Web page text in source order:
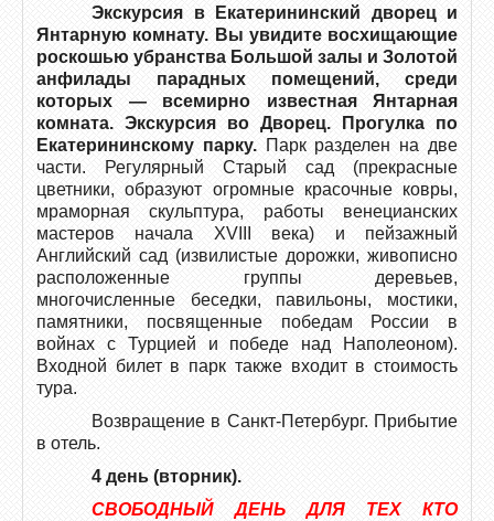
Экскурсия в Екатерининский дворец и
Янтарную комнату. Вы увидите восхищающие
роскошью убранства Большой залы и Золотой
анфилады парадных помещений, среди
которых — всемирно известная Янтарная
комната. Экскурсия во Дворец.
Прогулка по
Екатерининскому парку. Парк разделен на две
части. Регулярный Старый сад (прекрасные
цветники, образуют огромные красочные ковры,
мраморная скульптура, работы венецианских
мастеров начала XVIII века) и пейзажный
Английский сад (извилистые дорожки, живописно
расположенные группы деревьев,
многочисленные беседки, павильоны, мостики,
памятники, посвященные победам России в
войнах с Турцией и победе над Наполеоном).
Входной билет в парк также входит в стоимость
тура.
Возвращение в Санкт-Петербург. Прибытие
в отель.
4 день (вторник).
СВОБОДНЫЙ ДЕНЬ ДЛЯ ТЕХ КТО